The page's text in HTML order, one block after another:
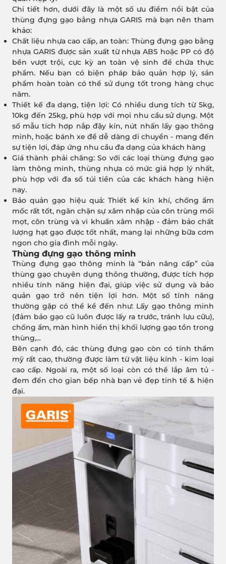
Chi tiết hơn, dưới đây là một số ưu điểm nổi bật của
thùng đựng gạo bằng nhựa GARIS mà bạn nên tham
khảo:
Chất liệu nhựa cao cấp, an toàn: Thùng đựng gạo bằng
nhựa GARIS được sản xuất từ nhựa ABS hoặc PP có độ
bền vượt trội, cực kỳ an toàn vệ sinh để chứa thực
phẩm. Nếu bạn có biện pháp bảo quản hợp lý, sản
phẩm hoàn toàn có thể sử dụng tốt trong hàng chục
năm.
Thiết kế đa dạng, tiện lợi: Có nhiều dung tích từ 5kg,
10kg đến 25kg, phù hợp với mọi nhu cầu sử dụng. Một
số mẫu tích hợp nắp đậy kín, nút nhấn lấy gạo thông
minh, hoặc bánh xe để dễ dàng di chuyển - mang đến
sự tiện lợi, đáp ứng nhu cầu đa dạng của khách hàng
Giá thành phải chăng: So với các loại thùng đựng gạo
làm thông minh, thùng nhựa có mức giá hợp lý nhất,
phù hợp với đa số túi tiền của các khách hàng hiện
nay.
Bảo quản gạo hiệu quả: Thiết kế kín khí, chống ẩm
mốc rất tốt, ngăn chặn sự xâm nhập của côn trùng mối
mọt, côn trùng và vi khuẩn xâm nhập - đảm bảo chất
lượng hạt gạo được tốt nhất, mang lại những bữa cơm
ngon cho gia đình mỗi ngày.
Thùng đựng gạo thông minh
Thùng đựng gạo thông minh là “bản nâng cấp” của
thùng gạo chuyên dụng thông thường, được tích hợp
nhiều tính năng hiện đại, giúp việc sử dụng và bảo
quản gạo trở nên tiện lợi hơn. Một số tính năng
thường gặp có thể kể đến như: Lấy gạo thông minh
(đảm bảo gạo cũ luôn được lấy ra trước, tránh lưu cữu),
chống ẩm, màn hình hiển thị khối lượng gạo tồn trong
thùng,...
Bên cạnh đó, các thùng đựng gạo còn có tính thẩm
mỹ rất cao, thường được làm từ vật liệu kính - kim loại
cao cấp. Ngoài ra, một số loại còn có thể lắp âm tủ -
đem đến cho gian bếp nhà bạn vẻ đẹp tinh tế & hiện
đại.